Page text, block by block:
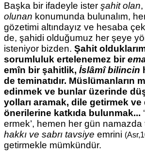
Başka bir ifadeyle ister şahit olan
olunan konumunda bulunalım,
gözetimi altındayız ve hesaba
de, şahidi olduğumuz her şeye
isteniyor bizden. Şahit
sorumluluk ertelenemez bir
emîn bir şahitlik, İslâmî bilincin
de teminatıdır. Müslümanların
edinmek ve bunlar üzerinde
yolları aramak, dile getirmek
önerilerine katkıda bulunmak...
ermek’, hemen her gün namazda
hakkı ve sabrı tavsiye emrini
getirmekle mümkündür.